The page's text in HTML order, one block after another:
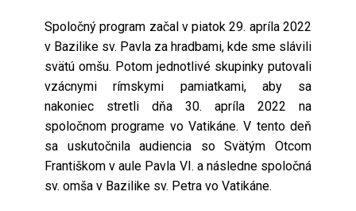
Spoločný program začal v piatok 29. apríla 2022
v Bazilike sv. Pavla za hradbami, kde sme slávili
svätú omšu. Potom jednotlivé skupinky putovali
vzácnymi rímskymi pamiatkami, aby sa
nakoniec stretli dňa 30. apríla 2022 na
spoločnom programe vo Vatikáne. V tento deň
sa uskutočnila audiencia so Svätým Otcom
Františkom v aule Pavla VI. a následne spoločná
sv. omša v Bazilike sv. Petra vo Vatikáne.